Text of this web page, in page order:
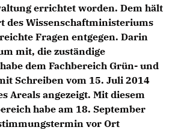
errichtet worden. Dem hält
des Wissenschaftministeriums
Fragen entgegen. Darin
mit, die zuständige
dem Fachbereich Grün- und
Schreiben vom 15. Juli 2014
Areals angezeigt. Mit diesem
habe am 18. September
vor Ort